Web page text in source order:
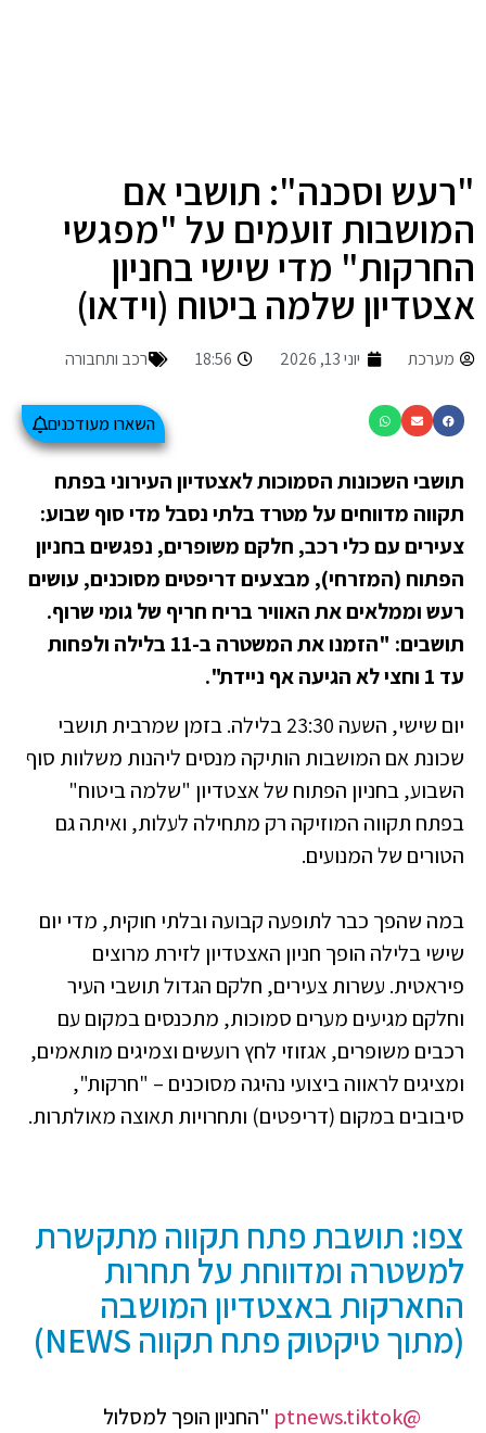
"רעש וסכנה": תושבי אם
המושבות זועמים על "מפגשי
החרקות" מדי שישי בחניון
אצטדיון שלמה ביטוח (וידאו)
מערכת יוני 13, 2026 18:56 רכב ותחבורה
השארו מעודכנים
תושבי השכונות הסמוכות לאצטדיון העירוני בפתח
תקווה מדווחים על מטרד בלתי נסבל מדי סוף שבוע:
צעירים עם כלי רכב, חלקם משופרים, נפגשים בחניון
הפתוח (המזרחי), מבצעים דריפטים מסוכנים, עושים
רעש וממלאים את האוויר בריח חריף של גומי שרוף.
תושבים: "הזמנו את המשטרה ב-11 בלילה ולפחות
עד 1 וחצי לא הגיעה אף ניידת".
יום שישי, השעה 23:30 בלילה. בזמן שמרבית תושבי
שכונת אם המושבות הותיקה מנסים ליהנות משלוות סוף
השבוע, בחניון הפתוח של אצטדיון "שלמה ביטוח"
בפתח תקווה המוזיקה רק מתחילה לעלות, ואיתה גם
הטורים של המנועים.
במה שהפך כבר לתופעה קבועה ובלתי חוקית, מדי יום
שישי בלילה הופך חניון האצטדיון לזירת מרוצים
פיראטית. עשרות צעירים, חלקם הגדול תושבי העיר
וחלקם מגיעים מערים סמוכות, מתכנסים במקום עם
רכבים משופרים, אגזוזי לחץ רועשים וצמיגים מותאמים,
ומציגים לראווה ביצועי נהיגה מסוכנים – "חרקות",
סיבובים במקום (דריפטים) ותחרויות תאוצה מאולתרות.
צפו: תושבת פתח תקווה מתקשרת
למשטרה ומדווחת על תחרות
החארקות באצטדיון המושבה
(מתוך טיקטוק פתח תקווה NEWS)
@ptnews.tiktok
"החניון הופך למסלול